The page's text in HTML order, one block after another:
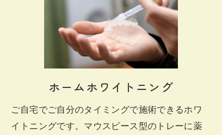
ホームホワイトニング
ご自宅でご自分のタイミングで施術できるホワ
イトニングです。マウスピース型のトレーに薬